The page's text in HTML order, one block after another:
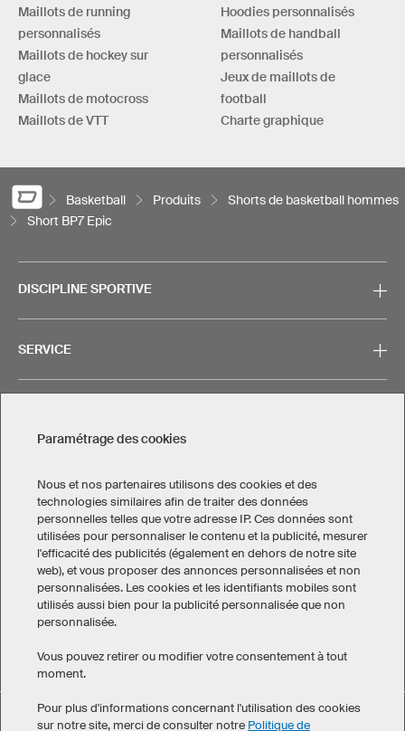
Maillots de running
personnalisés
Maillots de hockey sur
glace
Maillots de motocross
Maillots de VTT
Hoodies personnalisés
Maillots de handball
personnalisés
Jeux de maillots de
football
Charte graphique
Basketball Produits
Shorts de basketball hommes
Short BP7 Epic
DISCIPLINE SPORTIVE
SERVICE
Canada
Mentions légales
Politique de confidentialité
Paramétrage des cookies
Conditions générales de vente
Short de basketball BP7 Epic a obtenu une note moyenne de
Paramétrage des cookies
Nous et nos partenaires utilisons des cookies et des
technologies similaires afin de traiter des données
personnelles telles que votre adresse IP. Ces données sont
utilisées pour personnaliser le contenu et la publicité, mesurer
l'efficacité des publicités (également en dehors de notre site
web), et vous proposer des annonces personnalisées et non
personnalisées. Les cookies et les identifiants mobiles sont
utilisés aussi bien pour la publicité personnalisée que non
personnalisée.
Vous pouvez retirer ou modifier votre consentement à tout
moment.
Pour plus d'informations concernant l'utilisation des cookies
sur notre site, merci de consulter notre Politique de